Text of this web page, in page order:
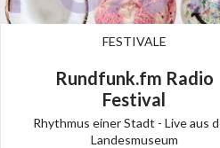
FESTIVALE
Rundfunk.fm Radio
Festival
Rhythmus einer Stadt - Live aus
Landesmuseum